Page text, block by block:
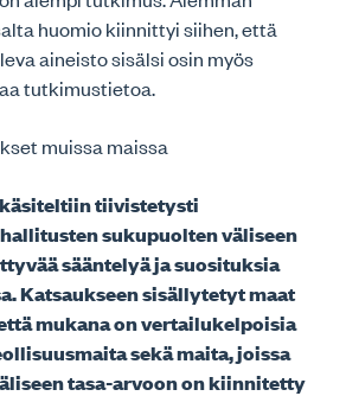
huomio kiinnittyi siihen, että
aineisto sisälsi osin myös
tutkimustietoa.
muissa maissa
tiivistetysti
sukupuolten väliseen
sääntelyä ja suosituksia
Katsaukseen sisällytetyt maat
mukana on vertailukelpoisia
sekä maita, joissa
tasa-arvoon on kiinnitetty